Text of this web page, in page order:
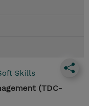
Skills
(TDC-